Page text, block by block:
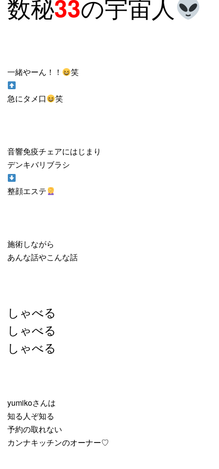
数秘33の宇宙人
一緒やーん！！ 笑
急にタメ口 笑
音響免疫チェアにはじまり
デンキバリブラシ
整顔エステ
施術しながら
あんな話やこんな話
しゃべる
しゃべる
しゃべる
yumikoさんは
知る人ぞ知る
予約の取れない
カンナキッチンのオーナー♡